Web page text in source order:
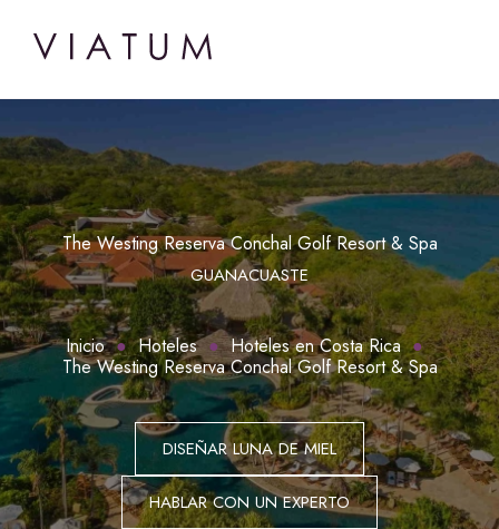
The Westing Reserva Conchal Golf Resort & Spa
GUANACUASTE
Inicio Hoteles
Hoteles en Costa Rica
The Westing Reserva Conchal Golf Resort & Spa
DISEÑAR LUNA DE MIEL
HABLAR CON UN EXPERTO